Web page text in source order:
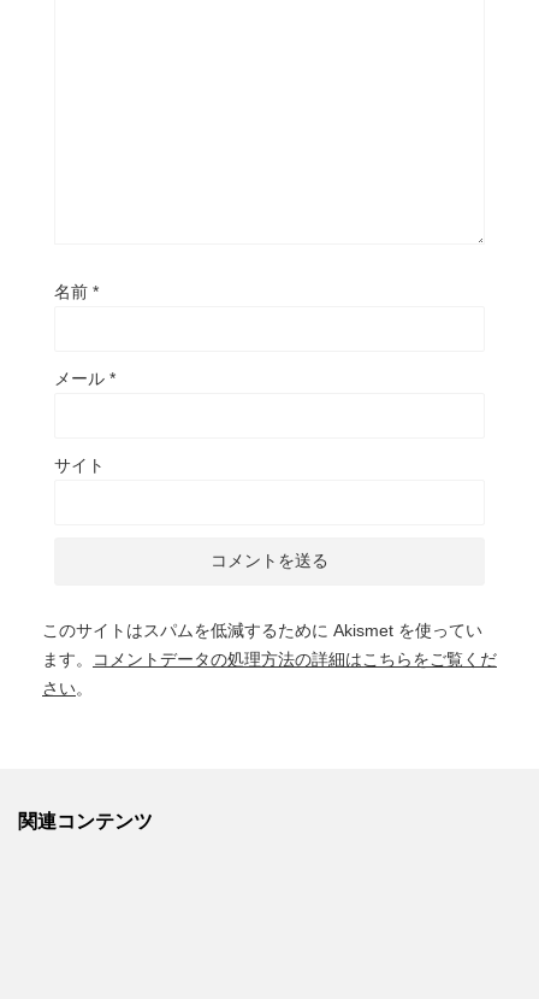
名前 *
メール *
サイト
このサイトはスパムを低減するために Akismet を使ってい
ます。
コメントデータの処理方法の詳細はこちらをご覧くだ
さい。
関連コンテンツ